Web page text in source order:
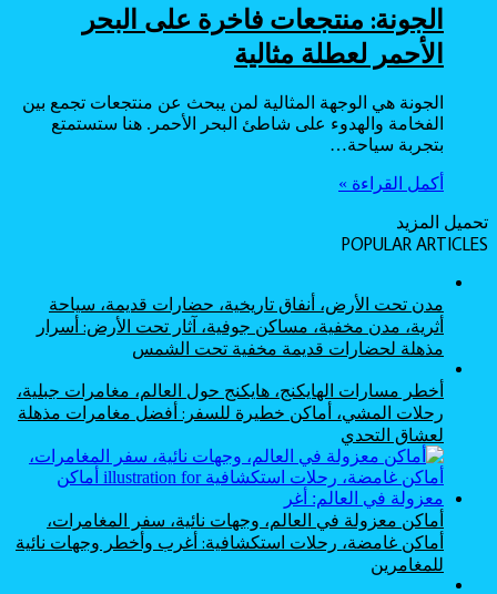
الجونة: منتجعات فاخرة على البحر
الأحمر لعطلة مثالية
الجونة هي الوجهة المثالية لمن يبحث عن منتجعات تجمع بين
الفخامة والهدوء على شاطئ البحر الأحمر. هنا ستستمتع
بتجربة سياحة…
أكمل القراءة »
تحميل المزيد
POPULAR ARTICLES
مدن تحت الأرض، أنفاق تاريخية، حضارات قديمة، سياحة
أثرية، مدن مخفية، مساكن جوفية، آثار تحت الأرض: أسرار
مذهلة لحضارات قديمة مخفية تحت الشمس
أخطر مسارات الهايكنج، هايكنج حول العالم، مغامرات جبلية،
رحلات المشي، أماكن خطيرة للسفر: أفضل مغامرات مذهلة
لعشاق التحدي
أماكن معزولة في العالم، وجهات نائية، سفر المغامرات،
أماكن غامضة، رحلات استكشافية: أغرب وأخطر وجهات نائية
للمغامرين